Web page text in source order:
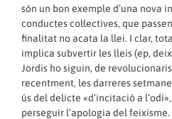
són un bon exemple d’una nova
conductes col·lectives, que
finalitat no acata la llei. I clar,
implica subvertir les lleis (ep,
Jordis ho siguin, de
recentment, les darreres
ús del delicte «d’incitació a
perseguir l’apologia del